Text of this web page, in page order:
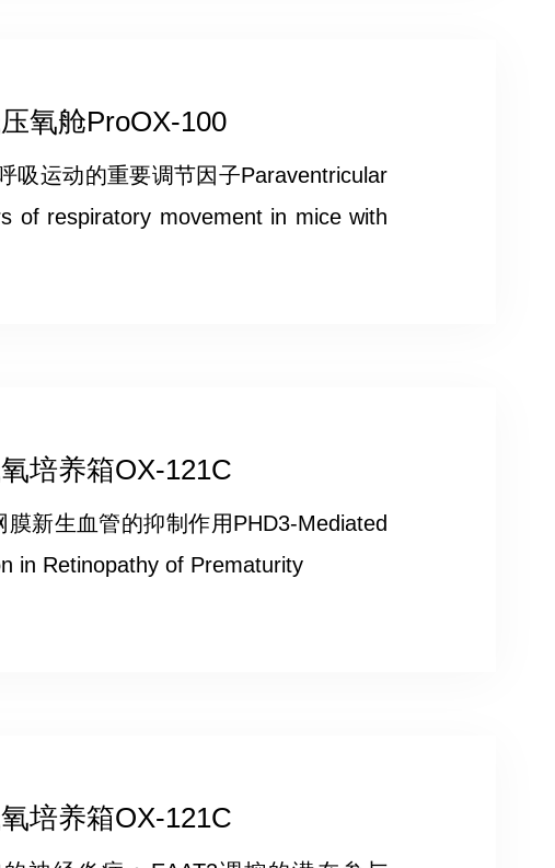
氧舱ProOX-100
吸运动的重要调节因子Paraventricular
of respiratory movement in mice with
培养箱OX-121C
新生血管的抑制作用PHD3‐Mediated
in Retinopathy of Prematurity
培养箱OX-121C